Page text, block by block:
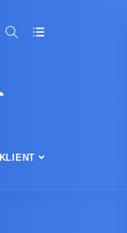
KLIENT